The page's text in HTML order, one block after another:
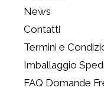
News
Contatti
Termini e
Imballaggio
FAQ Domande